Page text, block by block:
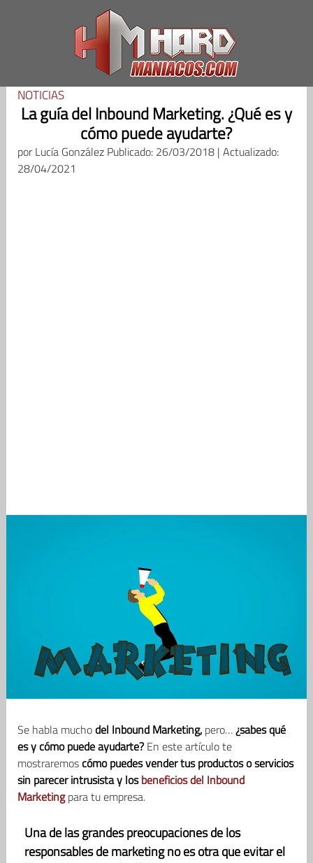
NOTICIAS
La guía del Inbound Marketing. ¿Qué es y
cómo puede ayudarte?
porLucía González Publicado: 26/03/2018 | Actualizado:
28/04/2021
Se habla muchodel Inbound Marketing, pero…¿sabes qué
es y cómo puede ayudarte?En este artículo te
mostraremoscómo puedes vender tus productos o servicios
sin parecer intrusista y losbeneficios del Inbound
Marketingpara tu empresa.
Una de las grandes preocupaciones de los
responsables de marketing no es otra que evitar el